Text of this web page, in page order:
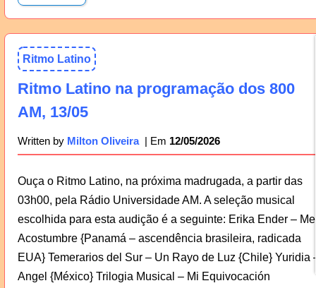
Ritmo Latino
Ritmo Latino na programação dos 800
AM, 13/05
Written by Milton Oliveira 12/05/2026
Ouça o Ritmo Latino, na próxima madrugada, a partir das
03h00, pela Rádio Universidade AM. A seleção musical
escolhida para esta audição é a seguinte: Erika Ender – Me
Acostumbre {Panamá – ascendência brasileira, radicada
EUA} Temerarios del Sur – Un Rayo de Luz {Chile} Yuridia
Angel {México} Trilogia Musical – Mi Equivocación